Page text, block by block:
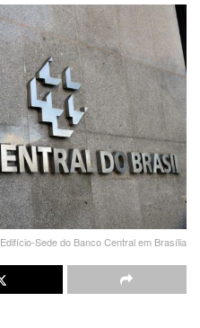
Edifício-Sede do Banco Central em Brasília